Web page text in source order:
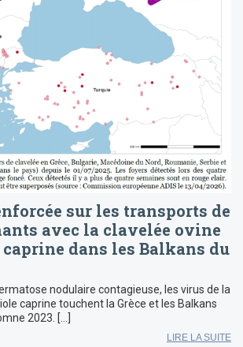
sur les transports de
avec la clavelée ovine
dans les Balkans du
nodulaire contagieuse, les virus de la
caprine touchent la Grèce et les Balkans
2023. […]
LIRE LA SUITE